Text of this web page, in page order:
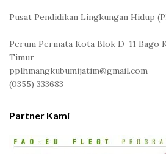
Pusat Pendidikan Lingkungan Hidup
Perum Permata Kota Blok D-11 Bago
Timur
pplhmangkubumijatim@gmail.com
(0355) 333683
Partner Kami